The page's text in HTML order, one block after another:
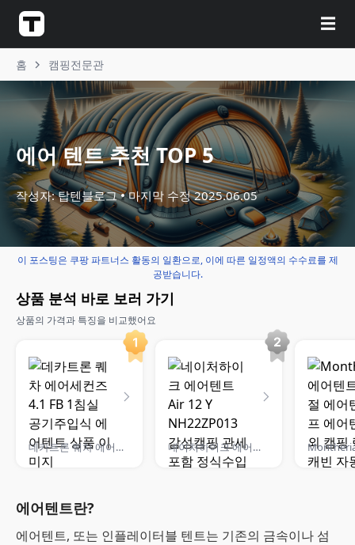
☰
홈 캠핑전문관
에어 텐트 추천 TOP 5
작성자: 탑텐블로그 마지막 수정2025.06.05
이 포스팅은 쿠팡 파트너스 활동의 일환으로, 이에 따른 일정액의 수수료를 제
공받습니다.
상품 분석 바로 보러 가기
상품의 가격과 특징을 비교했어요
데카트론 퀘차 에어세컨즈 4.1 FB 1침실 공기주입식 에어텐트 네이처하이크 에어텐트 Air 12 Y NH22ZP013 감성캠핑 관세포함 정식수입
에어텐트란?
에어텐트, 또는 인플레이터블 텐트는 기존의 금속이나 섬